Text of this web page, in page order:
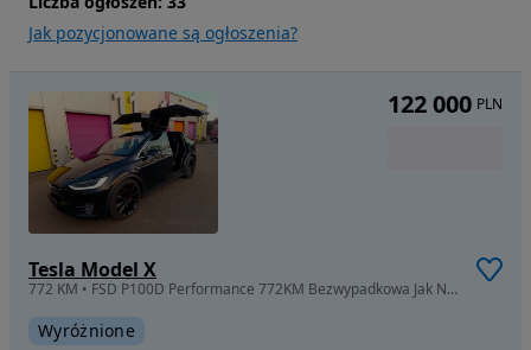
Jak pozycjonowane są ogłoszenia?
Tesla Model X
772 KM • FSD P100D Performance 772KM Bezwypadkowa Jak NOWA
Wyróżnione
122 000 PLN